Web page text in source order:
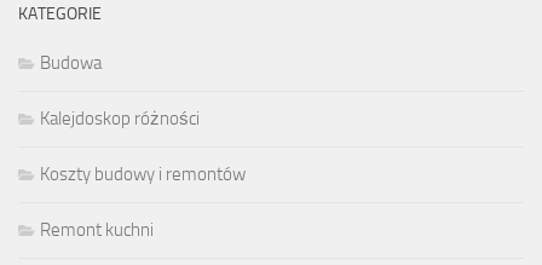
KATEGORIE
Budowa
Kalejdoskop różności
Koszty budowy i remontów
Remont kuchni